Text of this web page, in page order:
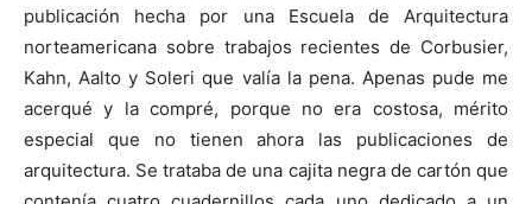
publicación hecha por una Escuela de Arquitectura
norteamericana sobre trabajos recientes de Corbusier,
Kahn, Aalto y Soleri que valía la pena. Apenas pude me
acerqué y la compré, porque no era costosa, mérito
especial que no tienen ahora las publicaciones de
arquitectura. Se trataba de una cajita negra de cartón que